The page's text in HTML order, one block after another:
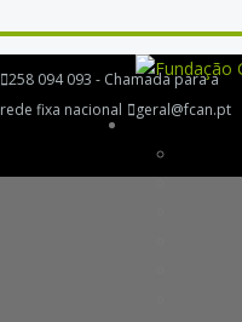
258 094 093 - Chamada para a
rede fixa nacional
geral@fcan.pt